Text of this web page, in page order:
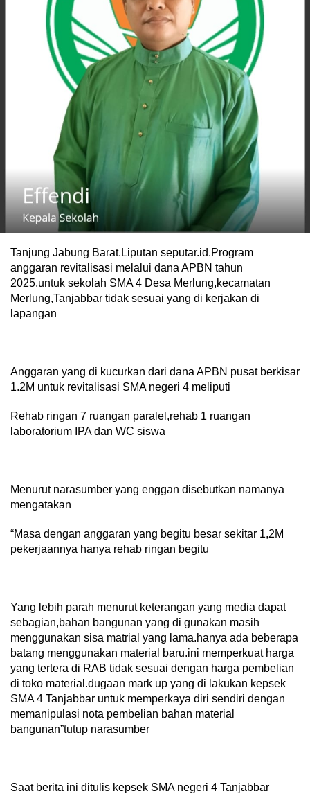
Tanjung Jabung Barat.Liputan seputar.id.Program
anggaran revitalisasi melalui dana APBN tahun
2025,untuk sekolah SMA 4 Desa Merlung,kecamatan
Merlung,Tanjabbar tidak sesuai yang di kerjakan di
lapangan
Anggaran yang di kucurkan dari dana APBN pusat berkisar
1.2M untuk revitalisasi SMA negeri 4 meliputi
Rehab ringan 7 ruangan paralel,rehab 1 ruangan
laboratorium IPA dan WC siswa
Menurut narasumber yang enggan disebutkan namanya
mengatakan
“Masa dengan anggaran yang begitu besar sekitar 1,2M
pekerjaannya hanya rehab ringan begitu
Yang lebih parah menurut keterangan yang media dapat
sebagian,bahan bangunan yang di gunakan masih
menggunakan sisa matrial yang lama.hanya ada beberapa
batang menggunakan material baru.ini memperkuat harga
yang tertera di RAB tidak sesuai dengan harga pembelian
di toko material.dugaan mark up yang di lakukan kepsek
SMA 4 Tanjabbar untuk memperkaya diri sendiri dengan
memanipulasi nota pembelian bahan material
bangunan”tutup narasumber
Saat berita ini ditulis kepsek SMA negeri 4 Tanjabbar